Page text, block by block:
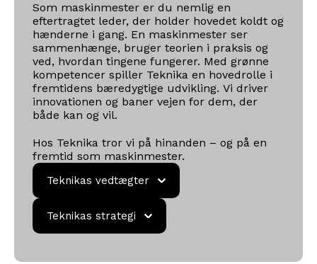
Som maskinmester er du nemlig en
eftertragtet leder, der holder hovedet koldt og
hænderne i gang. En maskinmester ser
sammenhænge, bruger teorien i praksis og
ved, hvordan tingene fungerer. Med grønne
kompetencer spiller Teknika en hovedrolle i
fremtidens bæredygtige udvikling. Vi driver
innovationen og baner vejen for dem, der
både kan og vil.
Hos Teknika tror vi på hinanden – og på en
fremtid som maskinmester.
Teknikas vedtægter
Teknikas
vedtægter
Teknikas strategi
Teknikas
strategi